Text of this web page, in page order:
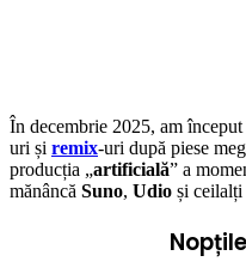
În decembrie 2025, am
uri și remix-uri după piese
producția „artificială” a
mănâncă Suno, Udio și ceilalți